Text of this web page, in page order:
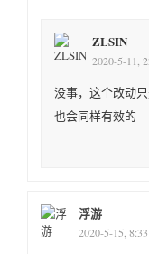
ZLSIN
2020-5-11,
没事，这个改动
也会同样有效的
浮游
2020-5-15,